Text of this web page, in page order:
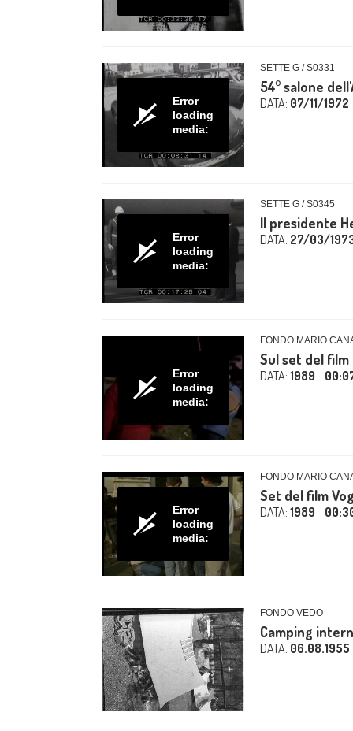
Error
loading
media:
SETTE G / S0331
54° salone
DATA: 07/11/1972
Error
loading
media:
SETTE G / S0345
Il presidente
DATA: 27/03/
Error
loading
media:
FONDO MARIO
Sul set del
DATA: 1989
Error
loading
media:
FONDO MARIO
Set del film
DATA: 1989
FONDO VEDO
Camping
DATA: 06.08.1955